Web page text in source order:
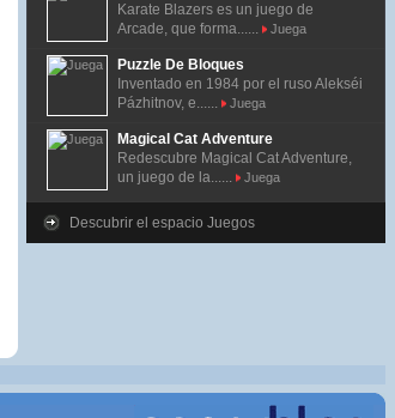
Karate Blazers es un juego de
Arcade, que forma......
Juega
Puzzle De Bloques
Inventado en 1984 por el ruso Alekséi
Pázhitnov, e......
Juega
Magical Cat Adventure
Redescubre Magical Cat Adventure,
un juego de la......
Juega
Descubrir el espacio Juegos